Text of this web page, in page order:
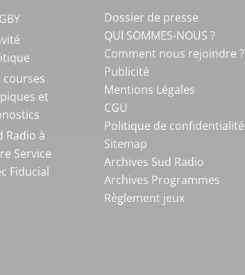
courses
et
Radio à
Service
Fiducial
Dossier de presse
QUI SOMMES-NOUS ?
Comment nous rejoindre ?
Publicité
Mentions Légales
CGU
Politique de confidentialité
Sitemap
Archives Sud Radio
Archives Programmes
Règlement jeux